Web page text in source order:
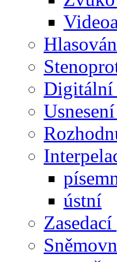
Digitální
ústní